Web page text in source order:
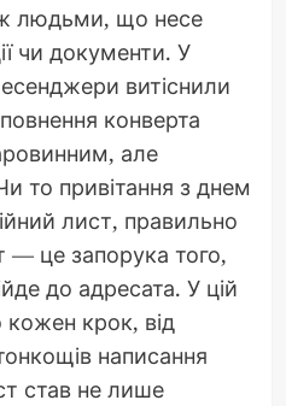
людьми, що несе
чи документи. У
витіснили
конверта
але
то привітання з днем
лист, правильно
це запорука того,
до адресата. У цій
крок, від
написання
став не лише